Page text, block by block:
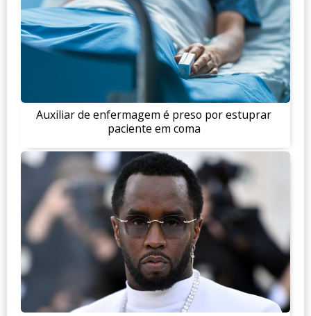
Auxiliar de enfermagem é preso por estuprar
paciente em coma